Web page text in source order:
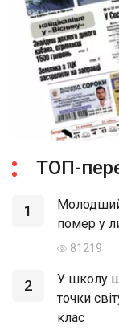
ТОП-
1
Молодший
помер у
81219
2
У школу
точки
клас